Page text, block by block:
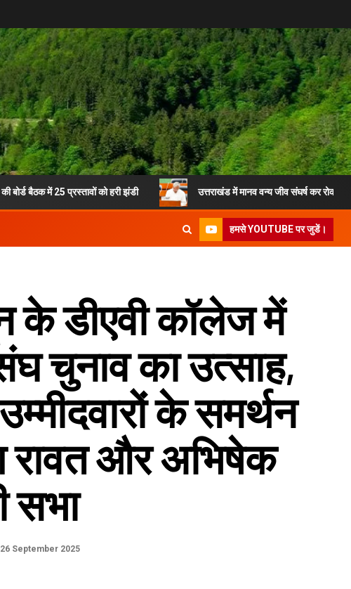
में 25 प्रस्तावों को हरी झंडी उत्तराखंड में मानव वन्य जीव संघर्ष कर रोक लगाने के लिए
हमसे YOUTUBE पर जुडें।
के डीएवी कॉलेज में
चुनाव का उत्साह,
के समर्थन
रावत और अभिषेक
सभा
26 September 2025